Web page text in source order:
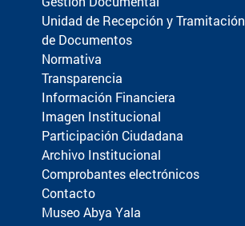
Unidad de Recepción y Tramitación
de Documentos
Normativa
Transparencia
Información Financiera
Imagen Institucional
Participación Ciudadana
Archivo Institucional
Comprobantes electrónicos
Contacto
Museo Abya Yala